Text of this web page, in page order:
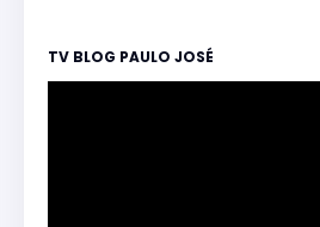
TV BLOG PAULO JOSÉ